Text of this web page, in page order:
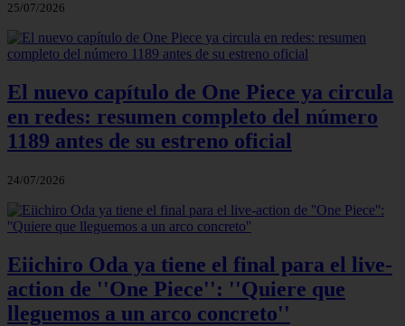
25/07/2026
El nuevo capítulo de One Piece ya circula
en redes: resumen completo del número
1189 antes de su estreno oficial
24/07/2026
Eiichiro Oda ya tiene el final para el live-
action de ''One Piece'': ''Quiere que
lleguemos a un arco concreto''